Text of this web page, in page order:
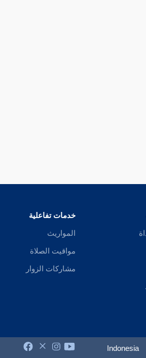
خدمات تفاعلية
المواريث
مواقيت الصلاة
مشاركات الزوار
Indonesia